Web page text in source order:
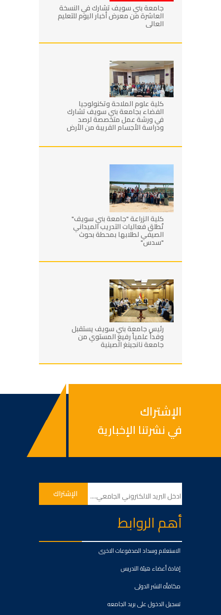
جامعة بني سويف تشارك في النسخة
العاشرة من معرض أخبار اليوم للتعليم
العالي
كلية علوم الملاحة وتكنولوجيا
الفضاء بجامعة بني سويف تشارك
في ورشة عمل متخصصة لرصد
ودراسة الأجسام القريبة من الأرض
كلية الزراعة "جامعة بني سويف"
تُطلق فعاليات التدريب الميداني
الصيفي لطلابها بمحطة بحوث
"سدس"
رئيس جامعة بني سويف يستقبل
وفداً علمياً رفيع المستوي من
جامعة نانجينغ الصينية
الإشتراك
في نشرتنا الإخبارية
أهم الروابط
الاستعلام وسداد المدفوعات الاخرى
إفادة أعضاء هيئة التدريس
مكافأه النشر الدولى
تسجيل الدخول على بريد الجامعه